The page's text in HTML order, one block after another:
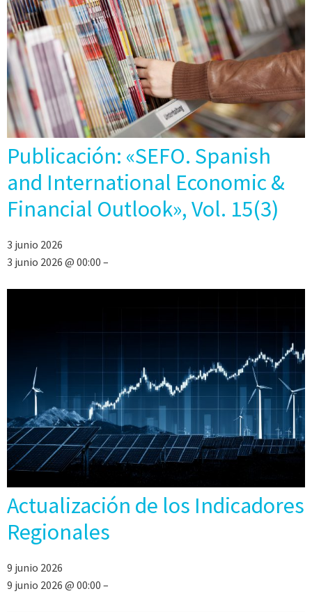
Publicación: «SEFO. Spanish
and International Economic &
Financial Outlook», Vol. 15(3)
3 junio 2026
3 junio 2026 @ 00:00 –
Actualización de los Indicadores
Regionales
9 junio 2026
9 junio 2026 @ 00:00 –